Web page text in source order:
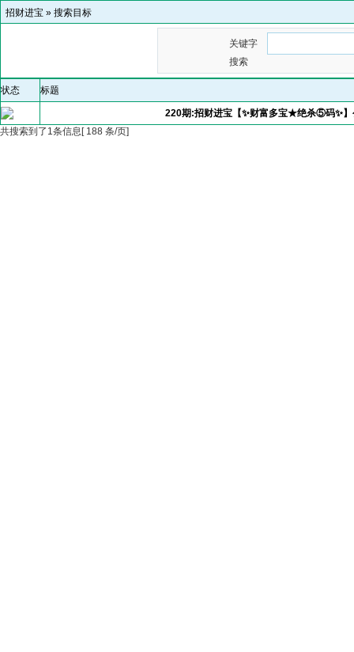
招财进宝 » 搜索目标
关键字
搜索
状态 标题
220期:招财进宝【✨财富多宝★绝杀⑤码✨】
共搜索到了1条信息[ 188 条/页]